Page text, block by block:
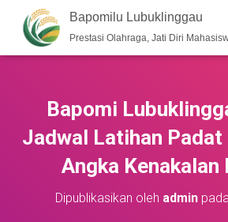
Bapomilu Lubuklinggau
Prestasi Olahraga, Jati Diri
Bapomi
Jadwal Latihan Padat
Angka Kenakalan
Dipublikasikan oleh admin